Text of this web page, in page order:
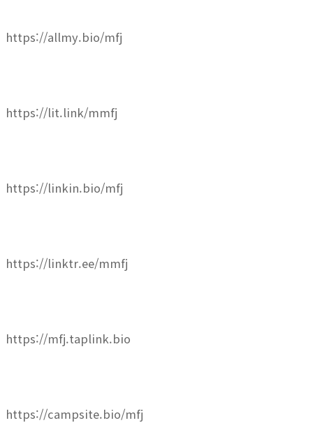
https://allmy.bio/mfj
https://lit.link/mmfj
https://linkin.bio/mfj
https://linktr.ee/mmfj
https://mfj.taplink.bio
https://campsite.bio/mfj